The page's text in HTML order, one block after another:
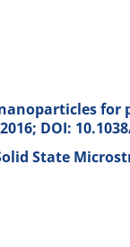
for
DOI:
State